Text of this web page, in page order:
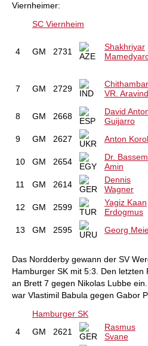
Viernheimer:
SC Viernheim
4 GM 2731
Shakhriyar
7 GM 2729
VR.
8
GM 2668
David
Guijarro
9 GM 2627 Anton
10
GM 2654
Dr. Bassem
Amin
11
GM 2614
Dennis
Wagner
12
GM 2599
Yagiz Kaan
Erdogmus
13
GM 2595 Georg
Das Nordderby gewann der SV
Hamburger SK mit 5:3. Den letzten
an Brett 7 gegen Nikolas Lubbe
war Vlastimil Babula gegen Gabor
Hamburger SK
4
GM 2621
Rasmus
Svane